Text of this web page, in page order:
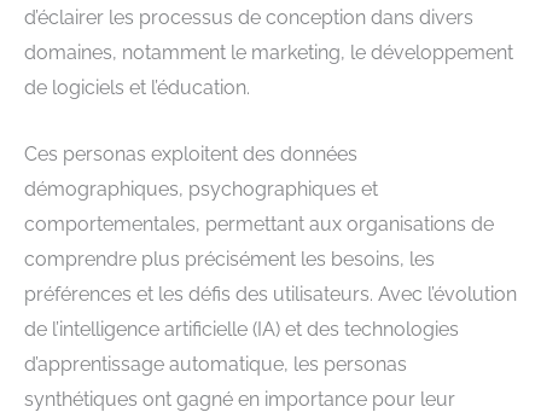
d’éclairer les processus de conception dans divers
domaines, notamment le marketing, le développement
de logiciels et l’éducation.
Ces personas exploitent des données
démographiques, psychographiques et
comportementales, permettant aux organisations de
comprendre plus précisément les besoins, les
préférences et les défis des utilisateurs. Avec l’évolution
de l’intelligence artificielle (IA) et des technologies
d’apprentissage automatique, les personas
synthétiques ont gagné en importance pour leur